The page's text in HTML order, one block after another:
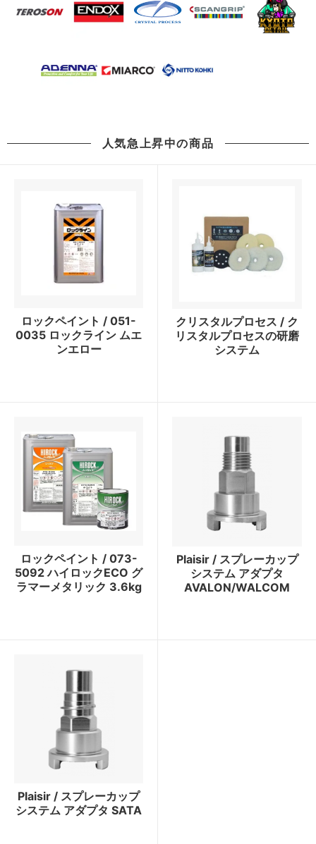
人気急上昇中の商品
ロックペイント / 051-
0035 ロックライン ムエ
ンエロー
クリスタルプロセス / ク
リスタルプロセスの研磨
システム
ロックペイント / 073-
5092 ハイロックECO グ
ラマーメタリック 3.6kg
Plaisir / スプレーカップ
システム アダプタ
AVALON/WALCOM
Plaisir / スプレーカップ
システム アダプタ SATA